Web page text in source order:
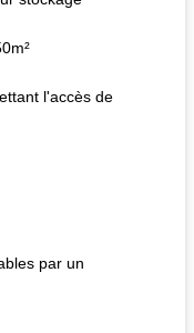
l'accès de
par un